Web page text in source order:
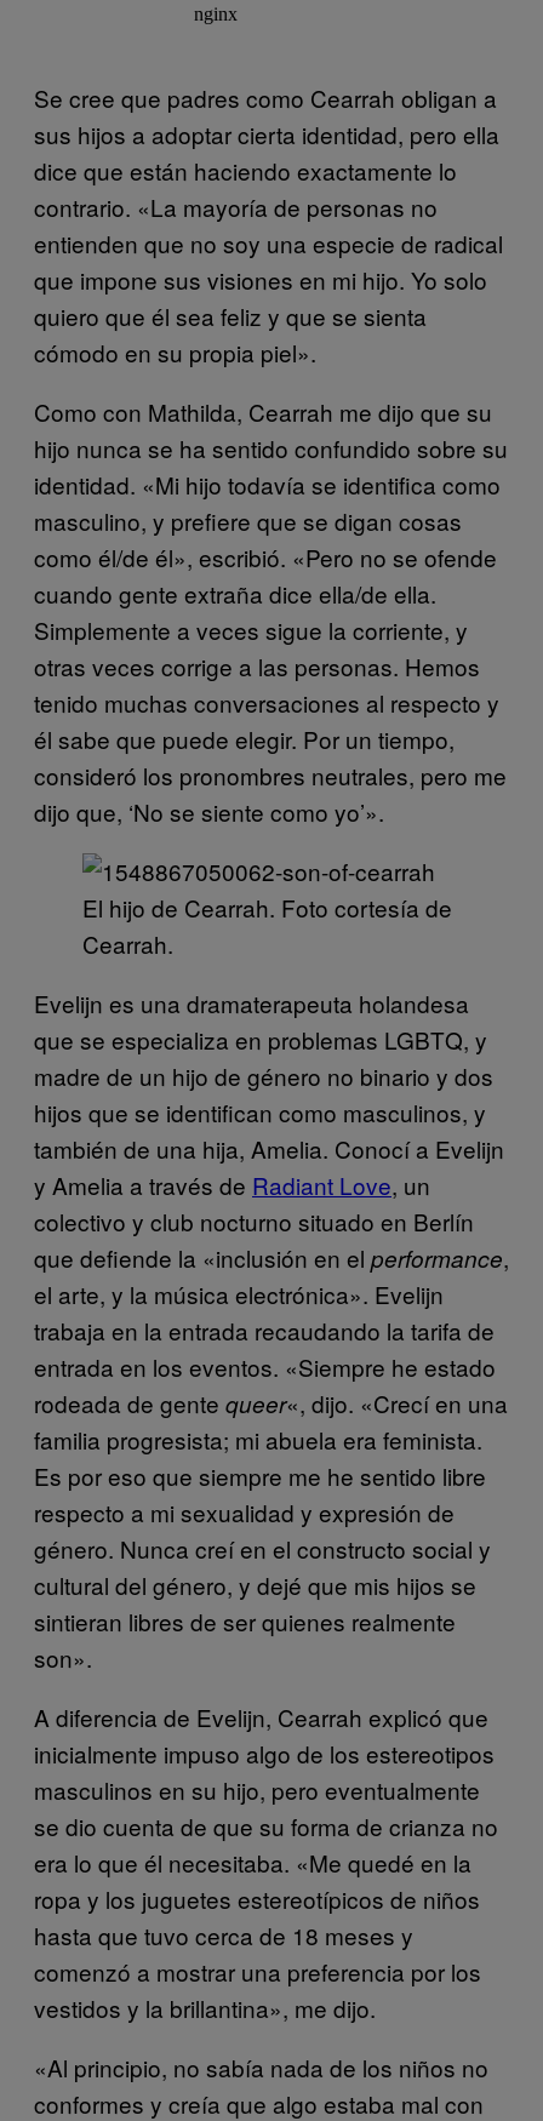
Se cree que padres como Cearrah obligan a
sus hijos a adoptar cierta identidad, pero ella
dice que están haciendo exactamente lo
contrario. «La mayoría de personas no
entienden que no soy una especie de radical
que impone sus visiones en mi hijo. Yo solo
quiero que él sea feliz y que se sienta
cómodo en su propia piel».
Como con Mathilda, Cearrah me dijo que su
hijo nunca se ha sentido confundido sobre su
identidad. «Mi hijo todavía se identifica como
masculino, y prefiere que se digan cosas
como él/de él», escribió. «Pero no se ofende
cuando gente extraña dice ella/de ella.
Simplemente a veces sigue la corriente, y
otras veces corrige a las personas. Hemos
tenido muchas conversaciones al respecto y
él sabe que puede elegir. Por un tiempo,
consideró los pronombres neutrales, pero me
dijo que, ‘No se siente como yo’».
El hijo de Cearrah. Foto cortesía de
Cearrah.
Evelijn es una dramaterapeuta holandesa
que se especializa en problemas LGBTQ, y
madre de un hijo de género no binario y dos
hijos que se identifican como masculinos, y
también de una hija, Amelia. Conocí a Evelijn
y Amelia a través de Radiant Love, un
colectivo y club nocturno situado en Berlín
que defiende la «inclusión en el performance,
el arte, y la música electrónica». Evelijn
trabaja en la entrada recaudando la tarifa de
entrada en los eventos. «Siempre he estado
rodeada de gente queer«, dijo. «Crecí en una
familia progresista; mi abuela era feminista.
Es por eso que siempre me he sentido libre
respecto a mi sexualidad y expresión de
género. Nunca creí en el constructo social y
cultural del género, y dejé que mis hijos se
sintieran libres de ser quienes realmente
son».
A diferencia de Evelijn, Cearrah explicó que
inicialmente impuso algo de los estereotipos
masculinos en su hijo, pero eventualmente
se dio cuenta de que su forma de crianza no
era lo que él necesitaba. «Me quedé en la
ropa y los juguetes estereotípicos de niños
hasta que tuvo cerca de 18 meses y
comenzó a mostrar una preferencia por los
vestidos y la brillantina», me dijo.
«Al principio, no sabía nada de los niños no
conformes y creía que algo estaba mal con